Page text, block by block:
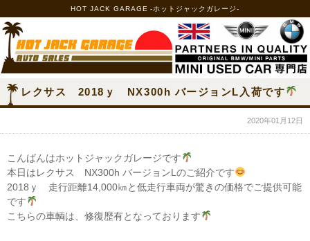
HOT JACK GARAGE -ホットジャックガレージ-
レクサス 2018ｙ NX300h バージョンL入荷です
2020年01月12日
こんばんはホットジャックガレージです
本日はレクサス NX300h バージョンLのご紹介です
2018ｙ 走行距離14,000㎞と低走行車両が驚きの価格でご提供可能
です
こちらの車輌は、修復歴有となっております